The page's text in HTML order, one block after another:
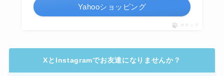
Yahooショッピング
ポチップ
XとInstagramでお友達になりませんか？